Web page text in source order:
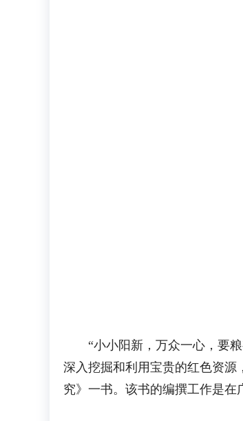
“小小阳新，万众一心，要粮
深入挖掘和利用宝贵的红色资
究》一书。该书的编撰工作是在